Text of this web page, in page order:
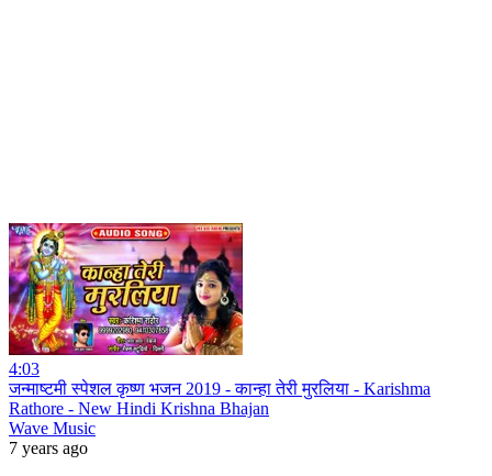
4:03
जन्माष्टमी स्पेशल कृष्ण भजन 2019 - कान्हा तेरी मुरलिया - Karishma
Rathore - New Hindi Krishna Bhajan
Wave Music
7 years ago